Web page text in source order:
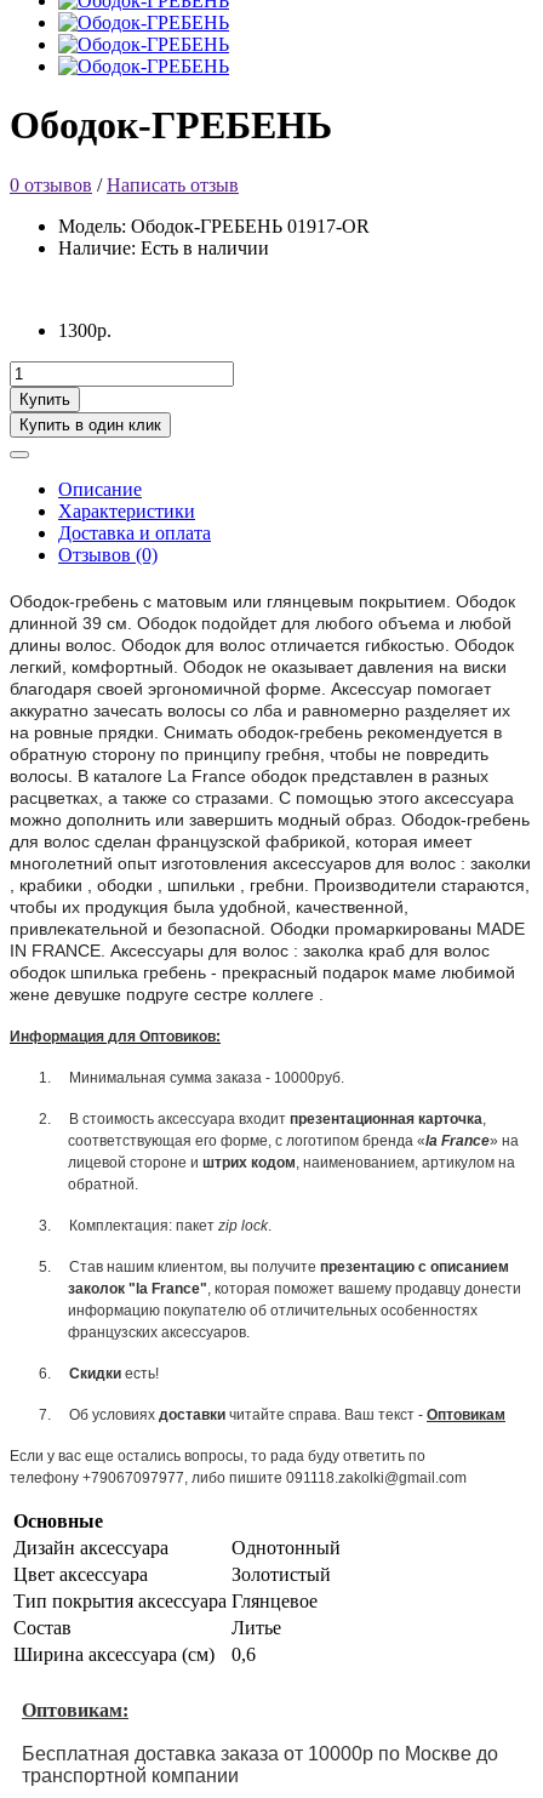
Ободок-ГРЕБЕНЬ
0 отзывов /Написать отзыв
Модель: Ободок-ГРЕБЕНЬ 01917-OR
Наличие: Есть в наличии
1300р.
Купить
Купить в один клик
Описание
Характеристики
Доставка и оплата
Отзывов (0)
Ободок-гребень с матовым или глянцевым покрытием. Ободок
длинной 39 см. Ободок подойдет для любого объема и любой
длины волос. Ободок для волос отличается гибкостью. Ободок
легкий, комфортный. Ободок не оказывает давления на виски
благодаря своей эргономичной форме. Аксессуар помогает
аккуратно зачесать волосы со лба и равномерно разделяет их
на ровные прядки. Снимать ободок-гребень рекомендуется в
обратную сторону по принципу гребня, чтобы не повредить
волосы. В каталоге La France ободок представлен в разных
расцветках, а также со стразами. С помощью этого аксессуара
можно дополнить или завершить модный образ. Ободок-гребень
для волос сделан французской фабрикой, которая имеет
многолетний опыт изготовления аксессуаров для волос : заколки
, крабики , ободки , шпильки , гребни. Производители стараются,
чтобы их продукция была удобной, качественной,
привлекательной и безопасной. Ободки промаркированы MADE
IN FRANCE. Аксессуары для волос : заколка краб для волос
ободок шпилька гребень - прекрасный подарок маме любимой
жене девушке подруге сестре коллеге .
Информация для Оптовиков:
1. Минимальная сумма заказа - 10000руб.
2. В стоимость аксессуара входит презентационная карточка,
соответствующая его форме, с логотипом бренда «la France» на
лицевой стороне и штрих кодом, наименованием, артикулом на
обратной.
3. Комплектация: пакет zip lock.
5. Став нашим клиентом, вы получите презентацию с описанием
заколок "la France", которая поможет вашему продавцу донести
информацию покупателю об отличительных особенностях
французских аксессуаров.
6. Скидки есть!
7. Об условиях доставки читайте справа. Ваш текст - Оптовикам
Если у вас еще остались вопросы, то рада буду ответить по
телефону +79067097977, либо пишите 091118.zakolki@gmail.com
Основные
Дизайн аксессуара
Однотонный
Цвет аксессуара
Золотистый
Тип покрытия аксессуара Глянцевое
Состав
Литье
Ширина аксессуара (см)
0,6
Оптовикам:
Бесплатная доставка заказа от 10000р по Москве до
транспортной компании